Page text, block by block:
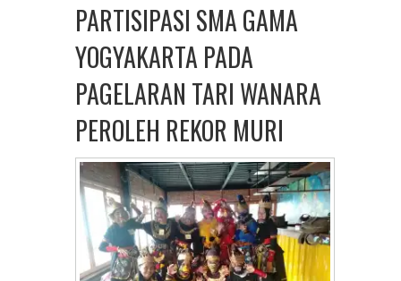
PARTISIPASI SMA GAMA
YOGYAKARTA PADA
PAGELARAN TARI WANARA
PEROLEH REKOR MURI